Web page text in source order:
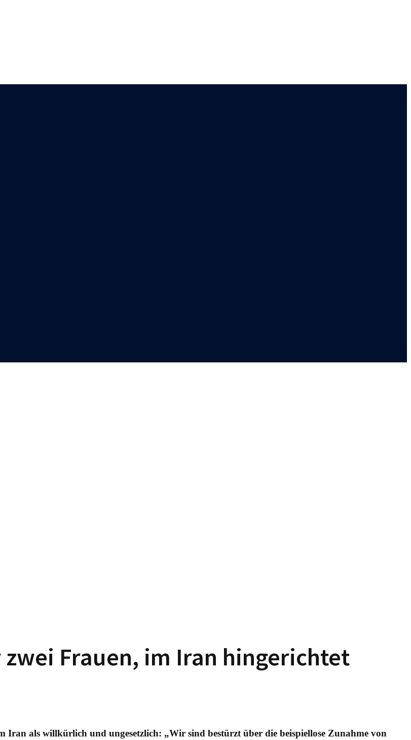
Frauen, im Iran hingerichtet
Iran als willkürlich und ungesetzlich: „Wir sind bestürzt über die beispiellose Zunahme von